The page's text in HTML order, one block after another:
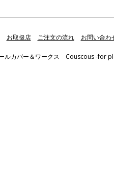
お取扱店 ご注文の流れ お問い合わ
ルカバー＆ワークス Couscous -for